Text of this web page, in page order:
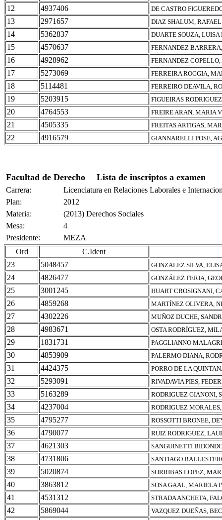
12 4937406 DE CASTRO
13 2971657 DIAZ SHALUM, RAFAEL
14 5362837 DUARTE SOUZA,
15 4570637 FERNANDEZ
16 4928962 FERNANDEZ
17 5273069 FERREIRA ROGGIA,
18 5114481 FERREIRO DEAVILA,
19 5203915 FIGUEIRAS
20 4764553 FREIRE ARAN, MARIA
21 4505335 FREITAS ARTIGAS,
22 4916579 GIANNARELLI POSE,
Facultad de Derecho Lista de inscriptos a examen
Carrera:
Licenciatura en Relaciones Laborales e
Plan:
2012
Materia:
(2013) Derechos Sociales
Mesa:
4
Presidente:
MEZA
Ord
C.Ident
23
5048457 GONZALEZ SILVA,
24 4826477 GONZÁLEZ FERIA,
25 3001245 HUART CROSIGNANI,
26 4859268 MARTÍNEZ OLIVERA,
27 4302226 MUÑOZ DUCHE,
28 4983671 OSTA RODRÍGUEZ,
29 1831731 PAGGLIANNO
30 4853909 PALERMO DIANA,
31 4424375 PORRO DE LA
32 5293091 RIVADAVIA PIES,
33 5163289 RODRIGUEZ GIANONI,
34 4237004 RODRIGUEZ
35 4795277 ROSSOTTI BRONEE,
36 4790077 RUIZ RODRIGUEZ,
37 4621303 SANGUINETTI
38 4731806 SANTIAGO
39 5020874 SORRIBAS LOPEZ,
40 3863812 SOSA GAAL, MARIELA
41 4531312 STRADA ANCHETA,
42 5869044 VAZQUEZ DUEÑAS,